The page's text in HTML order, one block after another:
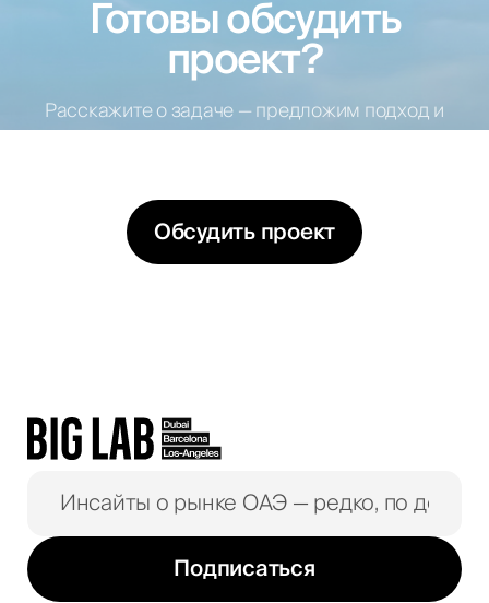
Готовы обсудить
проект?
Расскажите о задаче — предложим подход и
варианты решений
Обсудить проект
Подписаться